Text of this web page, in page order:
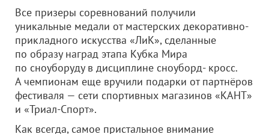
Все призеры соревнований получили
уникальные медали от мастерских декоративно-
прикладного искусства «ЛиК», сделанные
по образу наград этапа Кубка Мира
по сноуборуду в дисциплине сноуборд- кросс.
А чемпионам еще вручили подарки от партнёров
фестиваля — сети спортивных магазинов «КАНТ»
и «Триал-Спорт».
Как всегда, самое пристальное внимание